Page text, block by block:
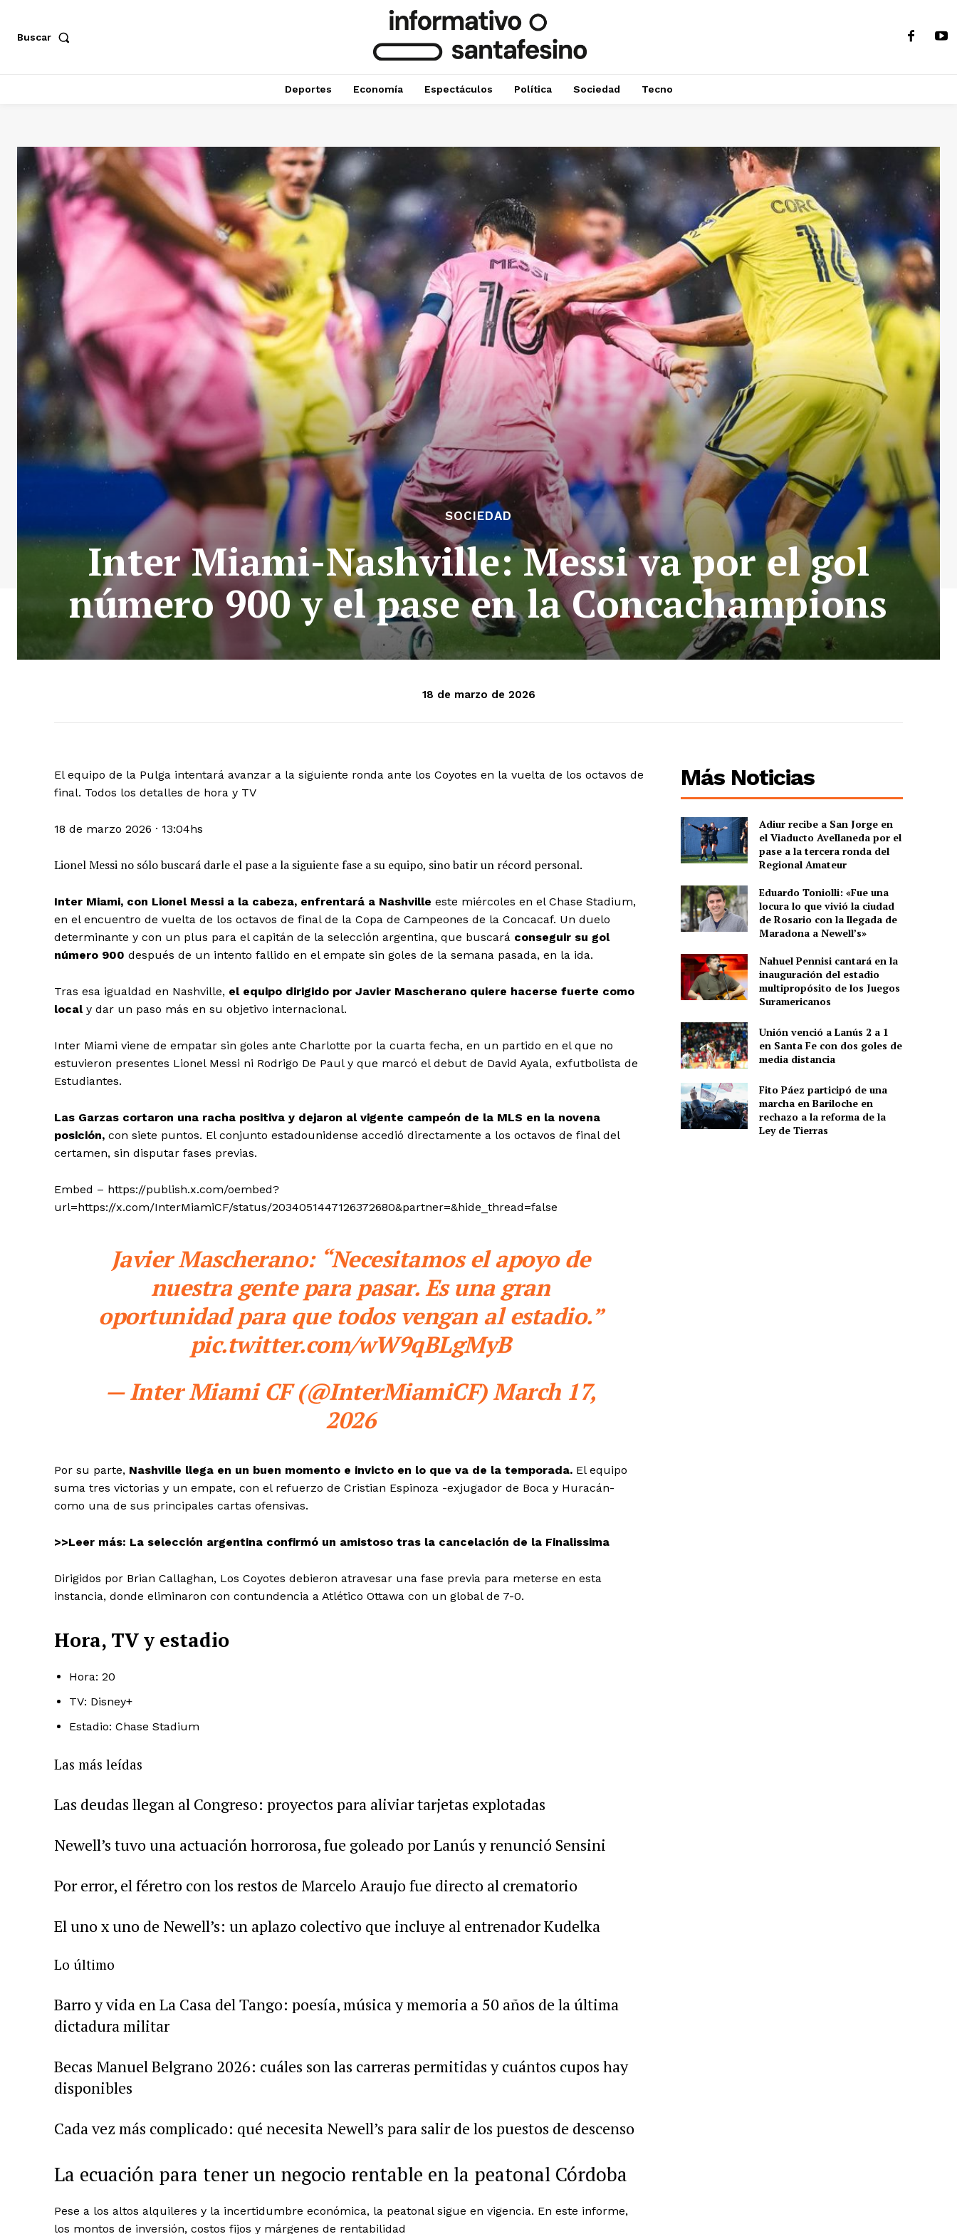
Buscar
Deportes Economía Espectáculos Política Sociedad Tecno
SOCIEDAD
Inter Miami-Nashville: Messi va por el gol
número 900 y el pase en la Concachampions
18 de marzo de 2026
El equipo de la Pulga intentará avanzar a la siguiente ronda ante los Coyotes en la vuelta de los octavos de
final. Todos los detalles de hora y TV
18 de marzo 2026 · 13:04hs
Lionel Messi no sólo buscará darle el pase a la siguiente fase a su equipo, sino batir un récord personal.
Inter Miami, con Lionel Messi a la cabeza, enfrentará a Nashville este miércoles en el Chase Stadium,
en el encuentro de vuelta de los octavos de final de la Copa de Campeones de la Concacaf. Un duelo
determinante y con un plus para el capitán de la selección argentina, que buscará conseguir su gol
número 900 después de un intento fallido en el empate sin goles de la semana pasada, en la ida.
Tras esa igualdad en Nashville, el equipo dirigido por Javier Mascherano quiere hacerse fuerte como
local y dar un paso más en su objetivo internacional.
Inter Miami viene de empatar sin goles ante Charlotte por la cuarta fecha, en un partido en el que no
estuvieron presentes Lionel Messi ni Rodrigo De Paul y que marcó el debut de David Ayala, exfutbolista de
Estudiantes.
Las Garzas cortaron una racha positiva y dejaron al vigente campeón de la MLS en la novena
posición, con siete puntos. El conjunto estadounidense accedió directamente a los octavos de final del
certamen, sin disputar fases previas.
Embed – https://publish.x.com/oembed?
url=https://x.com/InterMiamiCF/status/2034051447126372680&partner=&hide_thread=false
Javier Mascherano: “Necesitamos el apoyo de
nuestra gente para pasar. Es una gran
oportunidad para que todos vengan al estadio.”
pic.twitter.com/wW9qBLgMyB
— Inter Miami CF (@InterMiamiCF) March 17,
2026
Por su parte, Nashville llega en un buen momento e invicto en lo que va de la temporada. El equipo
suma tres victorias y un empate, con el refuerzo de Cristian Espinoza -exjugador de Boca y Huracán-
como una de sus principales cartas ofensivas.
>>Leer más: La selección argentina confirmó un amistoso tras la cancelación de la Finalissima
Dirigidos por Brian Callaghan, Los Coyotes debieron atravesar una fase previa para meterse en esta
instancia, donde eliminaron con contundencia a Atlético Ottawa con un global de 7-0.
Hora, TV y estadio
Hora: 20
TV: Disney+
Estadio: Chase Stadium
Las más leídas
Las deudas llegan al Congreso: proyectos para aliviar tarjetas explotadas
Newell’s tuvo una actuación horrorosa, fue goleado por Lanús y renunció Sensini
Por error, el féretro con los restos de Marcelo Araujo fue directo al crematorio
El uno x uno de Newell’s: un aplazo colectivo que incluye al entrenador Kudelka
Lo último
Barro y vida en La Casa del Tango: poesía, música y memoria a 50 años de la última
dictadura militar
Becas Manuel Belgrano 2026: cuáles son las carreras permitidas y cuántos cupos hay
disponibles
Cada vez más complicado: qué necesita Newell’s para salir de los puestos de descenso
La ecuación para tener un negocio rentable en la peatonal Córdoba
Pese a los altos alquileres y la incertidumbre económica, la peatonal sigue en vigencia. En este informe,
los montos de inversión, costos fijos y márgenes de rentabilidad
Más Noticias
Adiur recibe a San Jorge en
el Viaducto Avellaneda por el
pase a la tercera ronda del
Regional Amateur
Eduardo Toniolli: «Fue una
locura lo que vivió la ciudad
de Rosario con la llegada de
Maradona a Newell’s»
Nahuel Pennisi cantará en la
inauguración del estadio
multipropósito de los Juegos
Suramericanos
Unión venció a Lanús 2 a 1
en Santa Fe con dos goles de
media distancia
Fito Páez participó de una
marcha en Bariloche en
rechazo a la reforma de la
Ley de Tierras